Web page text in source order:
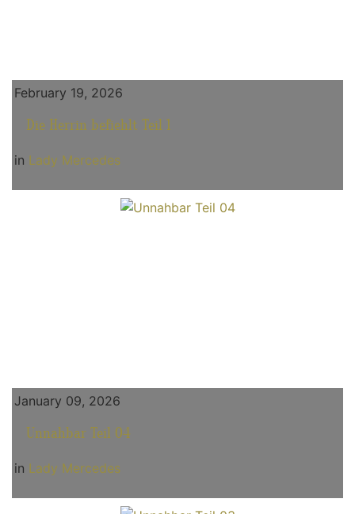
February 19, 2026
Die Herrin befiehlt Teil 1
in Lady Mercedes
January 09, 2026
Unnahbar Teil 04
in Lady Mercedes